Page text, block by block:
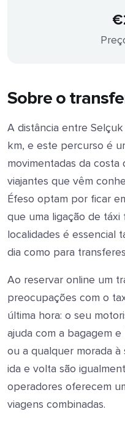
Sobre o
A distância entre
km, e este percurso é
movimentadas da costa
viajantes que vêm
Éfeso optam por ficar
que uma ligação de táxi
localidades é essencial
dia como para
Ao reservar online um
preocupações com o
última hora: o seu
ajuda com a bagagem
ou a qualquer morada à
ida e volta são
operadores oferecem
viagens combinadas.